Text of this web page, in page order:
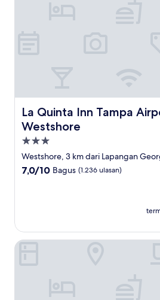
La Quinta Inn Tampa
Westshore
La Quinta Inn Tampa Airport
Properti
bintang
3.0
Westshore, 3 km dari Lapangan
7.0
7,0/10 Bagus (1.236 ulasan)
Extended Stay America Suites